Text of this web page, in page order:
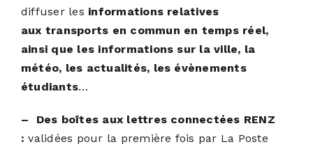
diffuser les informations relatives
aux transports en commun en temps réel,
ainsi que les informations sur la ville, la
météo, les actualités, les évènements
étudiants…
– Des boîtes aux lettres connectées RENZ
:validées pour la première fois par La Poste